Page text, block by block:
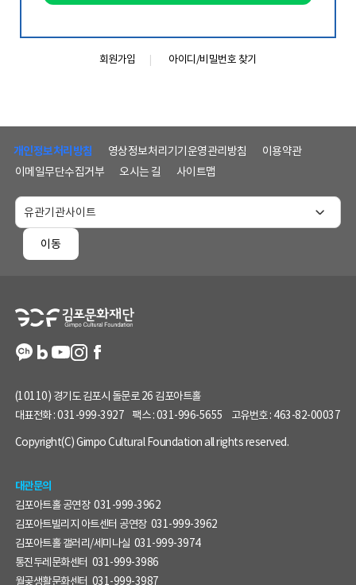
회원가입 아이디/비밀번호 찾기
개인정보처리방침 영상정보처리기기운영관리방침
이용약관
이메일무단수집거부
오시는 길 사이트맵
이동
(10110) 경기도 김포시 돌문로 26 김포아트홀
대표전화 :031-999-3927 팩스 :031-996-5655 고유번호 : 463-82-00037
Copyright(C) Gimpo Cultural Foundation all rights reserved.
대관문의
김포아트홀 공연장 031-999-3962
김포아트빌리지 아트센터 공연장 031-999-3962
김포아트홀 갤러리/세미나실 031-999-3974
통진두레문화센터 031-999-3986
월곶생활문화센터 031-999-3987